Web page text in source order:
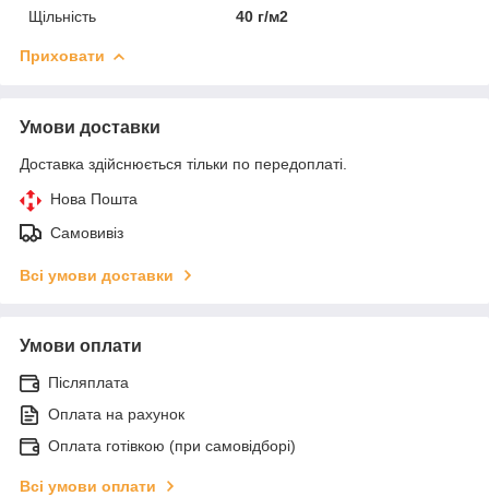
Щільність
40 г/м2
Приховати
Умови доставки
Доставка здійснюється тільки по передоплаті.
Нова Пошта
Самовивіз
Всі умови доставки
Умови оплати
Післяплата
Оплата на рахунок
Оплата готівкою (при самовідборі)
Всі умови оплати